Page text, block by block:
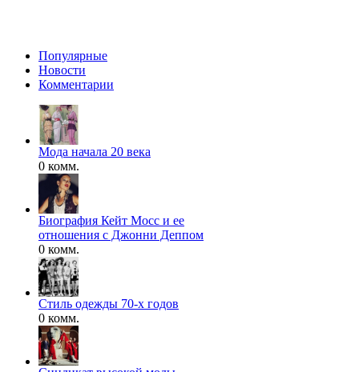
Популярные
Новости
Комментарии
Мода начала 20 века
0 комм.
Биография Кейт Мосс и ее
отношения с Джонни Деппом
0 комм.
Стиль одежды 70-х годов
0 комм.